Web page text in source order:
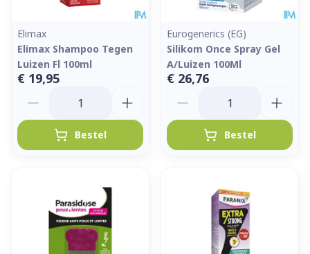
Elimax
Elimax Shampoo Tegen
Luizen Fl 100ml
€ 19,95
Bestel
Eurogenerics (EG)
Silikom Once Spray Gel
A/Luizen 100Ml
€ 26,76
Bestel